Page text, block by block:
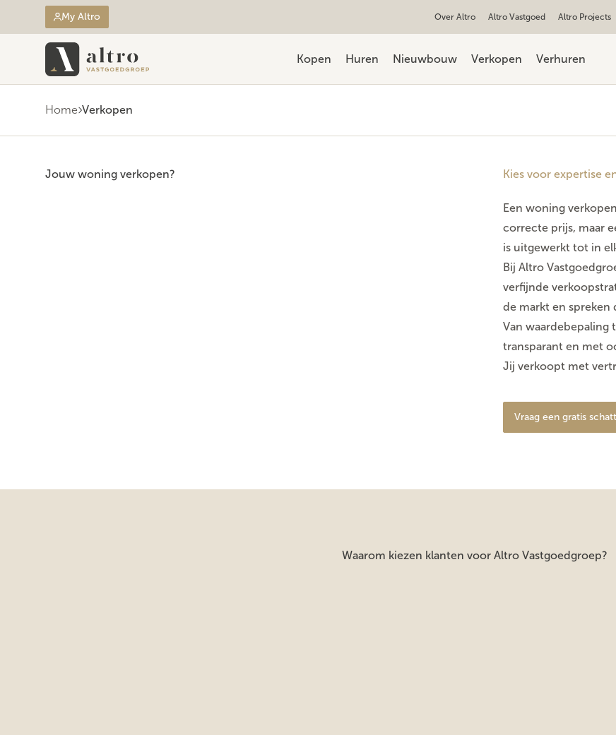
My Altro Over Altro Altro Vastgoed Altro Projects
Kopen Huren Nieuwbouw Verkopen Verhuren
Home Verkopen
Jouw woning verkopen? Kies voor expertise
Een woning
correcte prijs, maar
is uitgewerkt tot in
Bij Altro
verfijnde
de markt en spreken
Van waardebepaling
transparant en met
Jij verkoopt met
Vraag een gratis
Waarom kiezen klanten voor Altro Vastgoedgroep?